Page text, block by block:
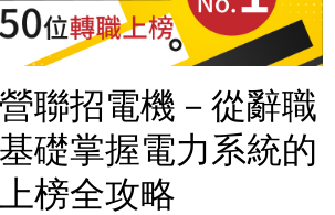
聯招電機－從辭職
礎掌握電力系統的
上榜全攻略